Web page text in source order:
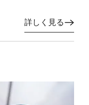
詳しく見る